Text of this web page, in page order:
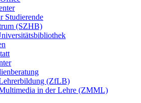
Studierende
(SZHB)
(ZfLB)
in der Lehre (ZMML)